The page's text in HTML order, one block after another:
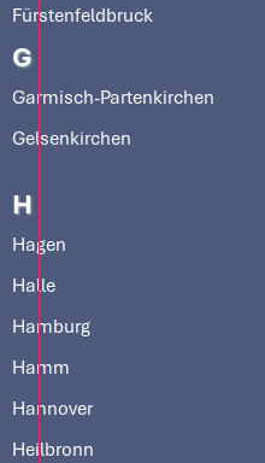
Fürstenfeldbruck
G
Garmisch-Partenkirchen
Gelsenkirchen
H
Hagen
Halle
Hamburg
Hamm
Hannover
Heilbronn